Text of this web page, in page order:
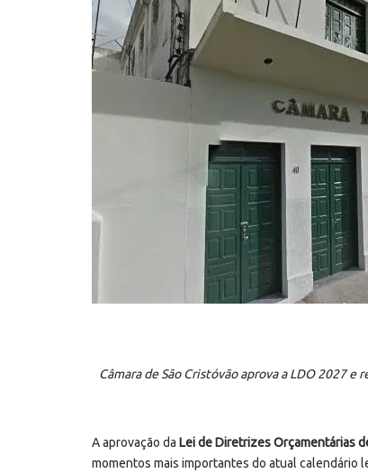
Câmara de São Cristóvão aprova a LDO 2027
A aprovação da Lei de Diretrizes Orçamentárias
momentos mais importantes do atual calendário